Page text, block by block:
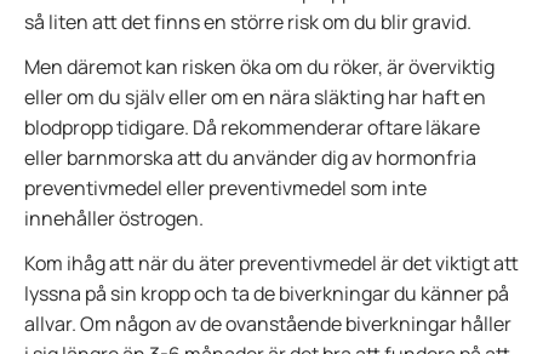
så liten att det finns en större risk om du blir gravid.
Men däremot kan risken öka om du röker, är överviktig
eller om du själv eller om en nära släkting har haft en
blodpropp tidigare. Då rekommenderar oftare läkare
eller barnmorska att du använder dig av hormonfria
preventivmedel eller preventivmedel som inte
innehåller östrogen.
Kom ihåg att när du äter preventivmedel är det viktigt att
lyssna på sin kropp och ta de biverkningar du känner på
allvar. Om någon av de ovanstående biverkningar håller